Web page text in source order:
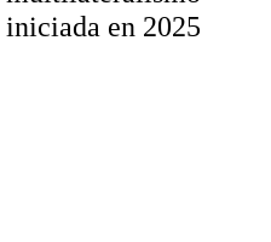
iniciada en 2025